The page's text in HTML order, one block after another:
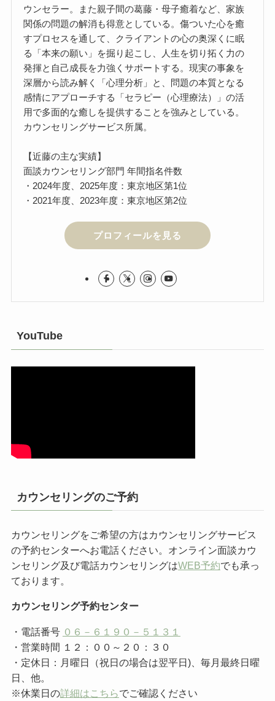
ウンセラー。また親子間の葛藤・母子癒着など、家族
関係の問題の解消も得意としている。傷ついた心を癒
すプロセスを通して、クライアントの心の奥深くに眠
る「本来の願い」を掘り起こし、人生を切り拓く力の
発揮と自己成長を力強くサポートする。現実の事象を
深層から読み解く「心理分析」と、問題の本質となる
感情にアプローチする「セラピー（心理療法）」の活
用で多面的な癒しを提供することを強みとしている。
カウンセリングサービス所属。
【近藤の主な実績】
面談カウンセリング部門 年間指名件数
・2024年度、2025年度：東京地区第1位
・2021年度、2023年度：東京地区第2位
プロフィールを見る
YouTube
カウンセリングのご予約
カウンセリングをご希望の方はカウンセリングサービス
の予約センターへお電話ください。オンライン面談カウ
ンセリング及び電話カウンセリングはWEB予約でも承っ
ております。
カウンセリング予約センター
・電話番号 ０６－６１９０－５１３１
・営業時間 １２：００～２０：３０
・定休日：月曜日（祝日の場合は翌平日)、毎月最終日曜
日、他。
※休業日の詳細はこちらでご確認ください